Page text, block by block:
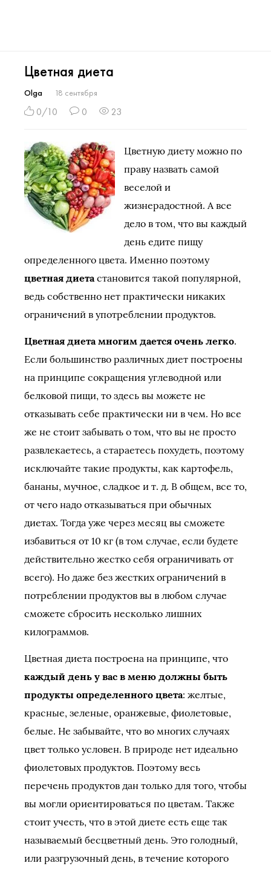
Цветная диета
Olga 18 сентября
0/10 0 23
Цветную диету можно по
праву назвать самой
веселой и
жизнерадостной. А все
дело в том, что вы каждый
день едите пищу
определенного цвета. Именно поэтому
цветная диетастановится такой популярной,
ведь собственно нет практически никаких
ограничений в употреблении продуктов.
Цветная диета многим дается очень легко.
Если большинство различных диет построены
на принципе сокращения углеводной или
белковой пищи, то здесь вы можете не
отказывать себе практически ни в чем. Но все
же не стоит забывать о том, что вы не просто
развлекаетесь, а стараетесь похудеть, поэтому
исключайте такие продукты, как картофель,
бананы, мучное, сладкое и т. д. В общем, все то,
от чего надо отказываться при обычных
диетах. Тогда уже через месяц вы сможете
избавиться от 10 кг (в том случае, если будете
действительно жестко себя ограничивать от
всего). Но даже без жестких ограничений в
потреблении продуктов вы в любом случае
сможете сбросить несколько лишних
килограммов.
Цветная диета построена на принципе, что
каждый день у вас в меню должны быть
продукты определенного цвета: желтые,
красные, зеленые, оранжевые, фиолетовые,
белые. Не забывайте, что во многих случаях
цвет только условен. В природе нет идеально
фиолетовых продуктов. Поэтому весь
перечень продуктов дан только для того, чтобы
вы могли ориентироваться по цветам. Также
стоит учесть, что в этой диете есть еще так
называемый бесцветный день. Это голодный,
или разгрузочный день, в течение которого